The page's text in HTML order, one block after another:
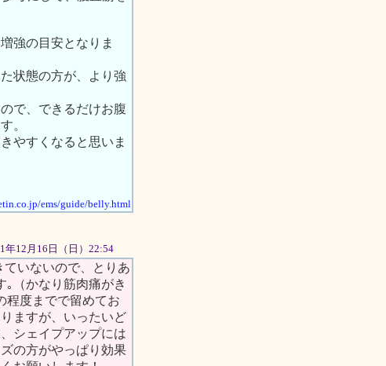
強の目安となりま
状態の方が、より強
で、できるだけお腹
。
やすくなると思いま
ems/guide/belly.html
年12月16日（日）22:54
いないので、とりあ
｡（かなり筋肉痛がき
程度までで留めてお
ますが、いったいど
シェイプアップには
の方がやっぱり効果